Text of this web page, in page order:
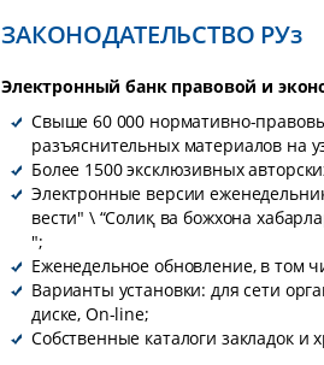
ЗАКОНОДАТЕЛЬСТВО РУз
Электронный банк правовой и
Свыше 60 000 нормативно-
разъяснительных материалов на
Более 1500 эксклюзивных
Электронные версии
вести" \ “Солиқ ва божхона
";
Еженедельное обновление, в том
Варианты установки: для сети
диске, On-line;
Собственные каталоги закладок и